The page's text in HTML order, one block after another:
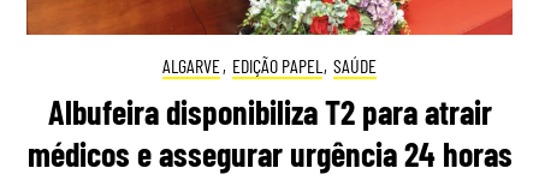
ALGARVE, EDIÇÃO PAPEL , SAÚDE
Albufeira disponibiliza T2 para atrair
médicos e assegurar urgência 24 horas